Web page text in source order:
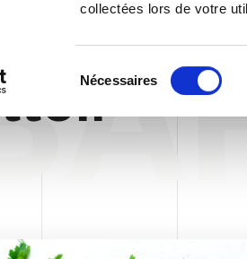
collectées lors de votre
é
Nécessaires